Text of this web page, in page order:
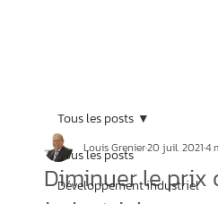
Tous les posts
Développement industriel
Tous les posts
Diminuer le prix
Louis Grenier20 juil. 20214